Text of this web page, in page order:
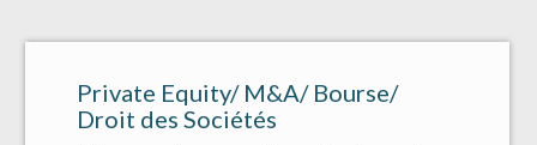
Private Equity/ M&A/ Bourse/
Droit des Sociétés